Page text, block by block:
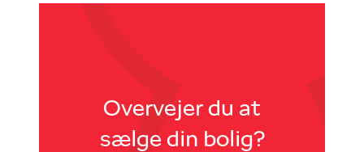
Overvejer du at
sælge din bolig?